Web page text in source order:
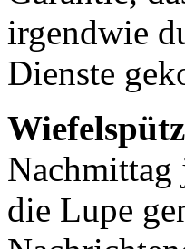
irgendwie
Dienste
Nachmittag
die Lupe